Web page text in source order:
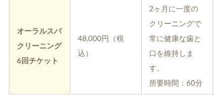
オーラルスパ
クリーニング
6回チケット
48,000円（税
込）
2ヶ月に一度の
クリーニングで
常に健康な歯と
口を維持しま
す。
所要時間：60分